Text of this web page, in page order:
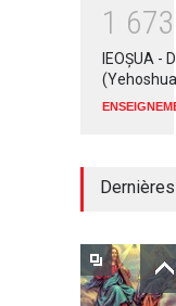
1 673
IEOŞUA -